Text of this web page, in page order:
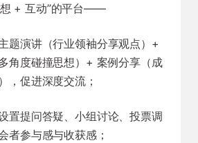
想 + 互动”的平台——
题演讲（行业领袖分享观点）+
角度碰撞思想）+ 案例分享（成
，促进深度交流；
置提问答疑、小组讨论、投票调
者参与感与收获感；